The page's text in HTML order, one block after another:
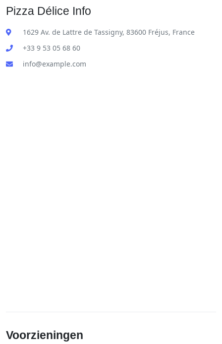
Pizza Délice Info
1629 Av. de Lattre de Tassigny, 83600 Fréjus, France
+33 9 53 05 68 60
info@example.com
Voorzieningen